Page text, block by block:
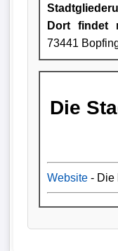
Dort findet
73441
Die
Website- Die